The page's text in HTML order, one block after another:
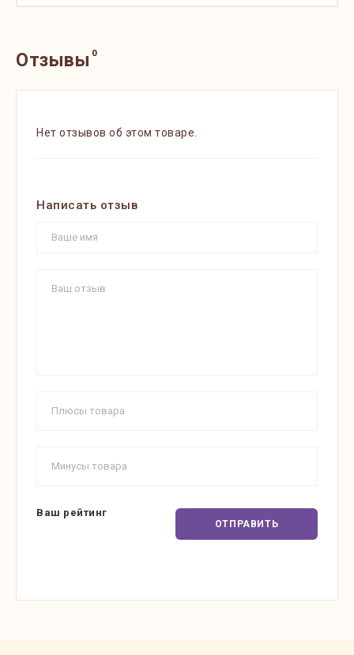
Отзывы 0
Нет отзывов об этом товаре.
Написать отзыв
Ваш рейтинг
ОТПРАВИТЬ